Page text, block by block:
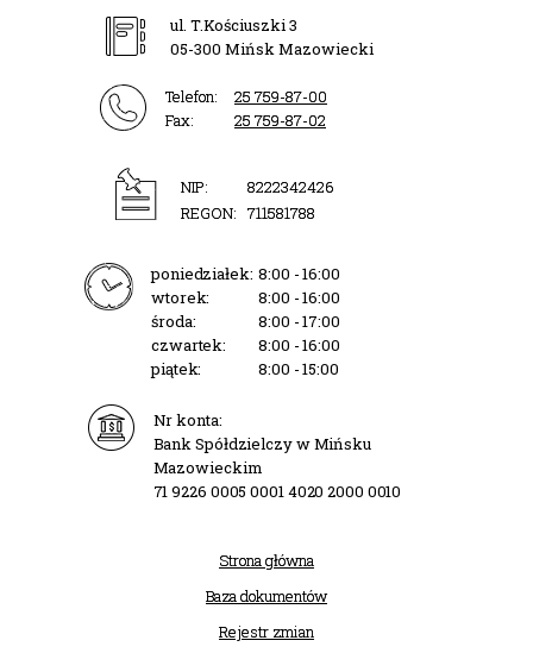
ul. T.Kościuszki 3
05-300 Mińsk Mazowiecki
Telefon:
25 759-87-00
Fax:
25 759-87-02
NIP:
8222342426
REGON: 711581788
poniedziałek: 8:00 - 16:00
wtorek:
8:00 - 16:00
środa:
8:00 - 17:00
czwartek:
8:00 - 16:00
piątek:
8:00 - 15:00
Nr konta:
Bank Spółdzielczy w Mińsku
Mazowieckim
71 9226 0005 0001 4020 2000 0010
Strona główna
Baza dokumentów
Rejestr zmian